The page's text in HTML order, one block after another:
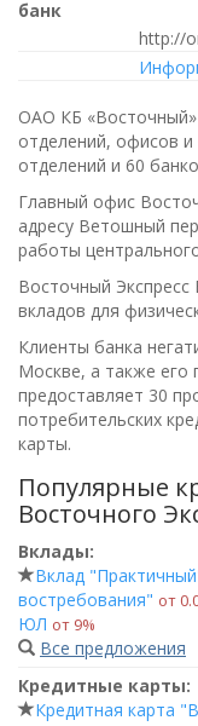
банк
http://
ОАО КБ
отделений, офисов
отделений и 60
Главный офис
адресу Ветошный
работы
Восточный Экспресс
вкладов для
Клиенты банка
Москве, а также его
предоставляет 30
потребительских
карты.
Популярные
Восточного
Вклады:
Вклад
востребования" от
ЮЛ от 9%
Все предложения
Кредитные карты:
Кредитная карта